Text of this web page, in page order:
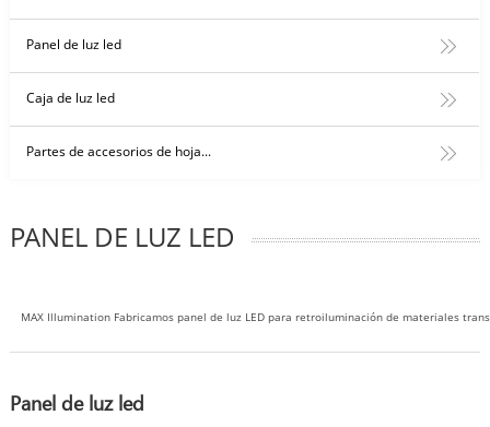
Panel de luz led
Caja de luz led
Partes de accesorios de hoja...
PANEL DE LUZ LED
MAX Illumination Fabricamos panel de luz LED para retroiluminación de materiales
Panel de luz led